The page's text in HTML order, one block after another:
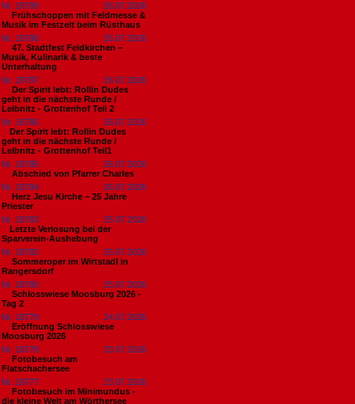
Nr. 18789
26.07.2026
Frühschoppen mit Feldmesse &
Musik im Festzelt beim Rüsthaus
Nr. 18788
26.07.2026
47. Stadtfest Feldkirchen –
Musik, Kulinarik & beste
Unterhaltung
Nr. 18787
26.07.2026
Der Spirit lebt: Rollin Dudes
geht in die nächste Runde /
Leibnitz - Grottenhof Teil 2
Nr. 18786
26.07.2026
​Der Spirit lebt: Rollin Dudes
geht in die nächste Runde /
Leibnitz - Grottenhof Teil1
Nr. 18785
26.07.2026
Abschied von Pfarrer Charles
Nr. 18784
26.07.2026
Herz Jesu Kirche – 25 Jahre
Priester
Nr. 18783
25.07.2026
​Letzte Verlosung bei der
Sparverein-Aushebung
Nr. 18782
25.07.2026
Sommeroper im Wirtstadl in
Rangersdorf
Nr. 18780
25.07.2026
Schlosswiese Moosburg 2026 -
Tag 2
Nr. 18779
24.07.2026
Eröffnung Schlosswiese
Moosburg 2026
Nr. 18778
23.07.2026
Fotobesuch am
Flatschachersee
Nr. 18777
23.07.2026
Fotobesuch im Minimundus -
die kleine Welt am Wörthersee